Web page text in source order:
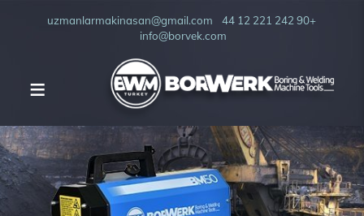
+90 242 221 12 44
uzmanlarmakinasan@gmail.com
info@borvek.com